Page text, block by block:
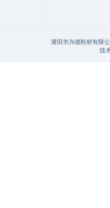
莆田市兴德鞋材有限
技